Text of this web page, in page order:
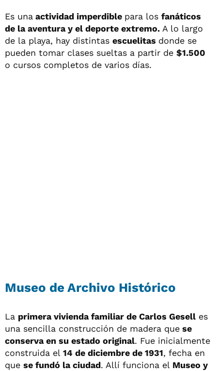
Es una actividad imperdible para los fanáticos
de la aventura y el deporte extremo. A lo largo
de la playa, hay distintas escuelitas donde se
pueden tomar clases sueltas a partir de $1.500
o cursos completos de varios días.
Museo de Archivo Histórico
La primera vivienda familiar de Carlos Gesell es
una sencilla construcción de madera que se
conserva en su estado original. Fue inicialmente
construida el 14 de diciembre de 1931, fecha en
que se fundó la ciudad. Allí funciona el Museo y